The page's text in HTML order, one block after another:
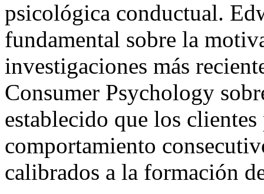
psicológica conductual.
fundamental sobre la
investigaciones más
Consumer Psychology
establecido que los clientes
comportamiento
calibrados a la formación